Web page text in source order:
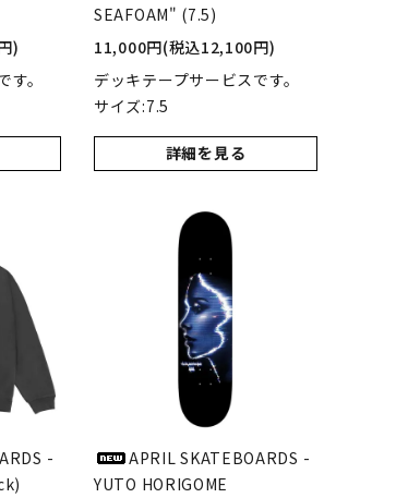
VAGA BAG
(バガバッグ)
)
す。
SEAFOAM" (7.5)
11,000円(税込12,100円)
デッキテープサービスです。
サイズ:7.5
詳細を見る
-
APRIL SKATEBOARDS -
YUTO HORIGOME